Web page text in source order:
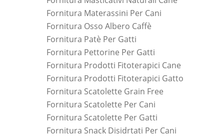
Fornitura Materassini Per Cani
Fornitura Osso Albero Caffè
Fornitura Patè Per Gatti
Fornitura Pettorine Per Gatti
Fornitura Prodotti Fitoterapici Cane
Fornitura Prodotti Fitoterapici Gatto
Fornitura Scatolette Grain Free
Fornitura Scatolette Per Cani
Fornitura Scatolette Per Gatti
Fornitura Snack Disidrtati Per Cani